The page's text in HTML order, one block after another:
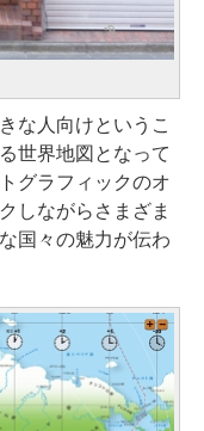
な人向けというこ
世界地図となって
グラフィックのオ
しながらさまざま
国々の魅力が伝わ